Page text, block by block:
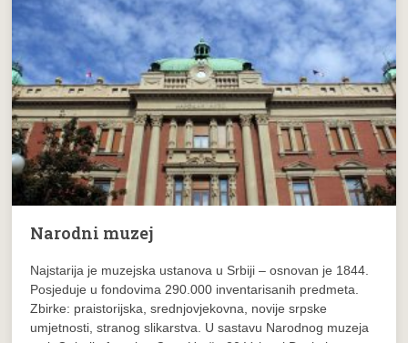
Narodni muzej
Najstarija je muzejska ustanova u Srbiji – osnovan je 1844.
Posjeduje u fondovima 290.000 inventarisanih predmeta.
Zbirke: praistorijska, srednjovjekovna, novije srpske
umjetnosti, stranog slikarstva. U sastavu Narodnog muzeja